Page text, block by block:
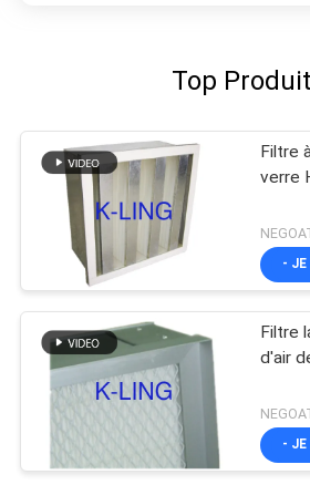
Top
Filtre
verre
- JE
Filtre
d'air
- JE